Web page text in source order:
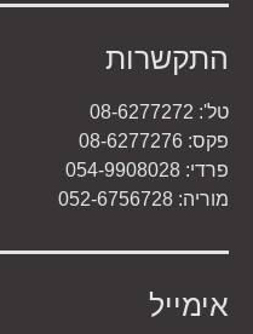
התקשרות
טל': 08-6277272
פקס: 08-6277276
פרדי: 054-9908028
מוריה: 052-6756728
אימייל